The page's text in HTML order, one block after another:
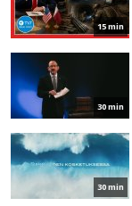
15 min
30 min
30 min